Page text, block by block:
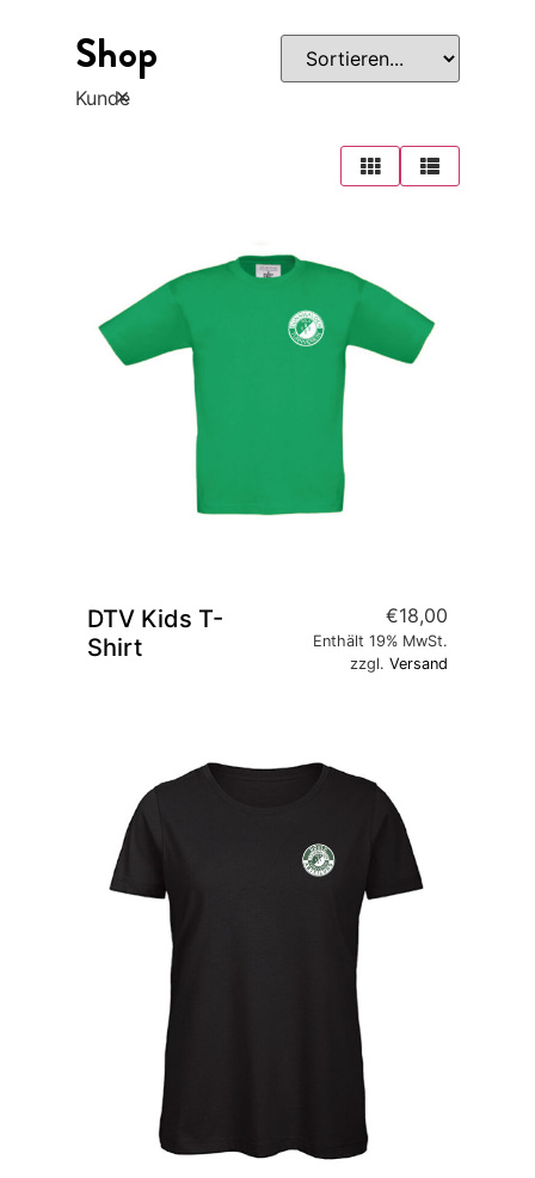
Shop
Kunde
×
DTV Kids T-
Shirt
€18,00
Enthält 19% MwSt.
zzgl.Versand